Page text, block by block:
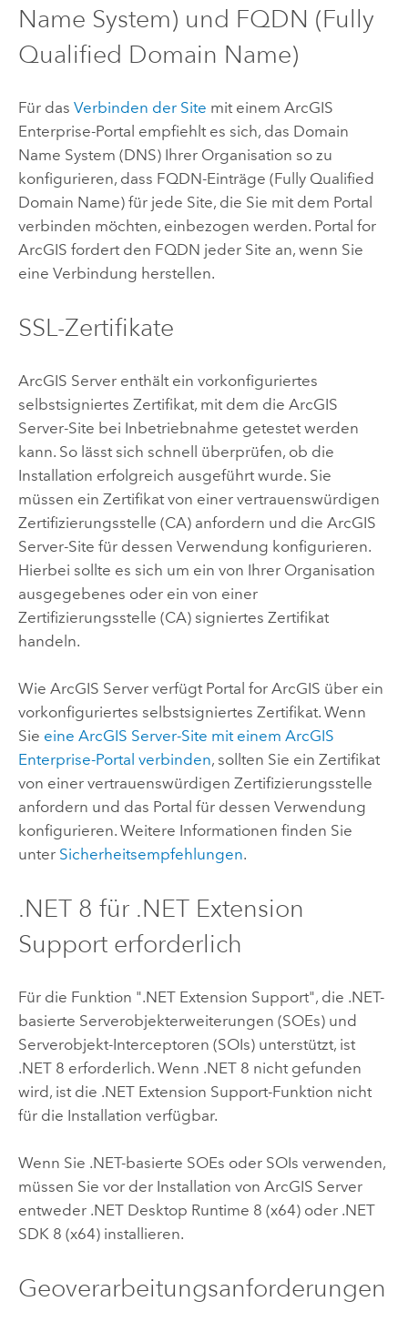
Name System) und FQDN (Fully
Qualified Domain Name)
Für das Verbinden der Site mit einem ArcGIS
Enterprise-Portal empfiehlt es sich, das Domain
Name System (DNS) Ihrer Organisation so zu
konfigurieren, dass FQDN-Einträge (Fully Qualified
Domain Name) für jede Site, die Sie mit dem Portal
verbinden möchten, einbezogen werden. Portal for
ArcGIS fordert den FQDN jeder Site an, wenn Sie
eine Verbindung herstellen.
SSL-Zertifikate
ArcGIS Serverenthält ein vorkonfiguriertes
selbstsigniertes Zertifikat, mit dem die ArcGIS
Server-Site bei Inbetriebnahme getestet werden
kann. So lässt sich schnell überprüfen, ob die
Installation erfolgreich ausgeführt wurde. Sie
müssen ein Zertifikat von einer vertrauenswürdigen
Zertifizierungsstelle (CA) anfordern und die ArcGIS
Server-Site für dessen Verwendung konfigurieren.
Hierbei sollte es sich um ein von Ihrer Organisation
ausgegebenes oder ein von einer
Zertifizierungsstelle (CA) signiertes Zertifikat
handeln.
Wie ArcGIS Serververfügt Portal for ArcGIS über ein
vorkonfiguriertes selbstsigniertes Zertifikat. Wenn
Sie eine ArcGIS Server-Site mit einem ArcGIS
Enterprise-Portal verbinden, sollten Sie ein Zertifikat
von einer vertrauenswürdigen Zertifizierungsstelle
anfordern und das Portal für dessen Verwendung
konfigurieren. Weitere Informationen finden Sie
unter Sicherheitsempfehlungen.
.NET 8 für .NET Extension
Support erforderlich
Für die Funktion ".NET Extension Support", die .NET-
basierte Serverobjekterweiterungen (SOEs) und
Serverobjekt-Interceptoren (SOIs) unterstützt, ist
.NET 8 erforderlich. Wenn .NET 8 nicht gefunden
wird, ist die .NET Extension Support-Funktion nicht
für die Installation verfügbar.
Wenn Sie .NET-basierte SOEs oder SOIs verwenden,
müssen Sie vor der Installation von ArcGIS Server
entweder .NET Desktop Runtime 8 (x64) oder .NET
SDK 8 (x64) installieren.
Geoverarbeitungsanforderungen